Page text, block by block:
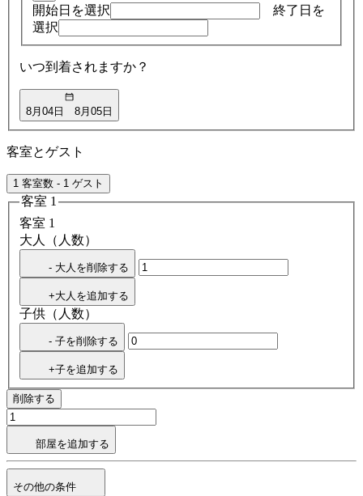
検
索
開始日を選択
終了日を
選択
いつ到着されますか？
8月04日 8月05日
客室とゲスト
1 客室数 - 1 ゲスト
客室 1
客室 1
大人（人数）
- 大人を削除する
+大人を追加する
子供（人数）
- 子を削除する
+子を追加する
削除する
部屋を追加する
その他の条件